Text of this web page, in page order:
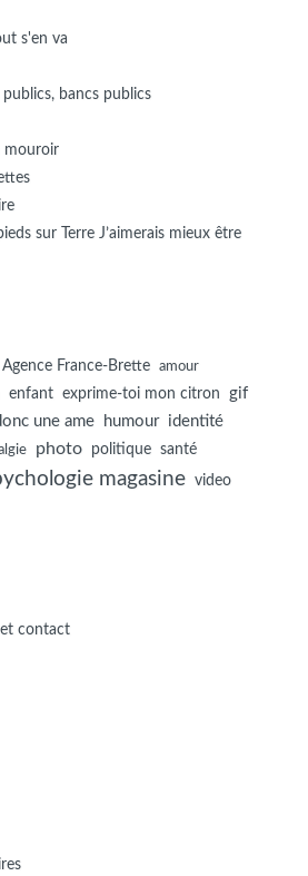
s'en va
bancs publics
mouroir
sur Terre J’aimerais mieux être
Agence France-Brette amour
enfant exprime-toi mon citron
gif
une ame
humour identité
photo politique
santé
magasine video
contact